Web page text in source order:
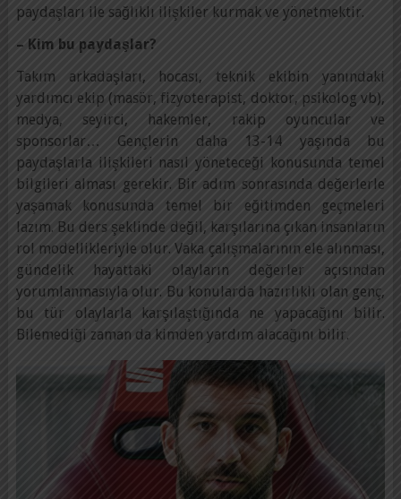
paydaşları ile sağlıklı ilişkiler kurmak ve yönetmektir.
– Kim bu paydaşlar?
Takım arkadaşları, hocası, teknik ekibin yanındaki
yardımcı ekip (masör, fizyoterapist, doktor, psikolog vb),
medya, seyirci, hakemler, rakip oyuncular ve
sponsorlar… Gençlerin daha 13-14 yaşında bu
paydaşlarla ilişkileri nasıl yöneteceği konusunda temel
bilgileri alması gerekir. Bir adım sonrasında değerlerle
yaşamak konusunda temel bir eğitimden geçmeleri
lazım. Bu ders şeklinde değil, karşılarına çıkan insanların
rol modellikleriyle olur. Vaka çalışmalarının ele alınması,
gündelik hayattaki olayların değerler açısından
yorumlanmasıyla olur. Bu konularda hazırlıklı olan genç,
bu tür olaylarla karşılaştığında ne yapacağını bilir.
Bilemediği zaman da kimden yardım alacağını bilir.